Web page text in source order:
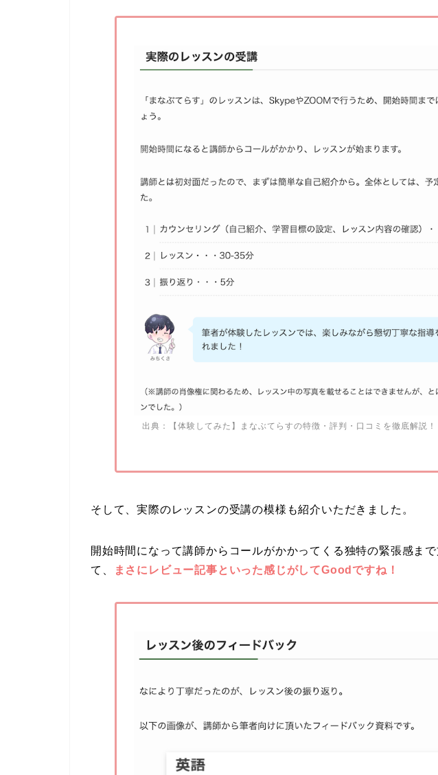
出典： 【体験してみた】まなぶてらすの特徴・評判・口コミを徹底解説
そして、実際のレッスンの受講の模様も紹介いただきました。
開始時間になって講師からコールがかかってくる独特の緊張感ま
て、
まさにレビュー記事といった感じがしてGoodですね！